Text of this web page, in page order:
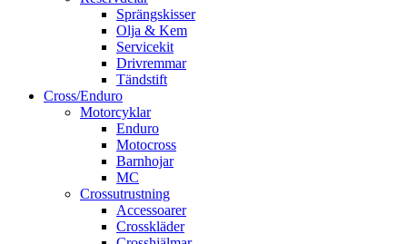
Sprängskisser
Olja & Kem
Servicekit
Drivremmar
Tändstift
Cross/Enduro
Motorcyklar
Enduro
Motocross
Barnhojar
MC
Crossutrustning
Accessoarer
Crosskläder